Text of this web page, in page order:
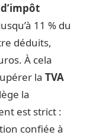
11 % du
déduits,
À cela
la TVA
la
est strict :
confiée à